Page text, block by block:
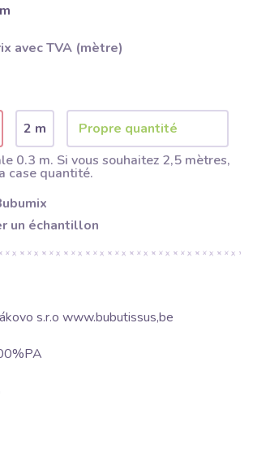
​​avec TVA (mètre)
2 m
0.3 m. Si vous souhaitez 2,5 mètres,
case quantité.
un échantillon
s.r.o www.bubutissus,be